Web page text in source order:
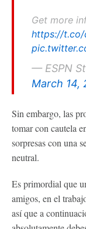
Get more
https://t.co/
— ESPN
March 14,
Sin embargo, las
tomar con cautela
sorpresas con una
neutral.
Es primordial que
amigos, en el
así que a